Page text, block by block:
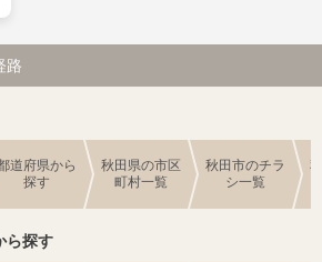
路
道府県から
探す
秋田県の市区
町村一覧
秋田市のチラ
シ一覧
ら探す